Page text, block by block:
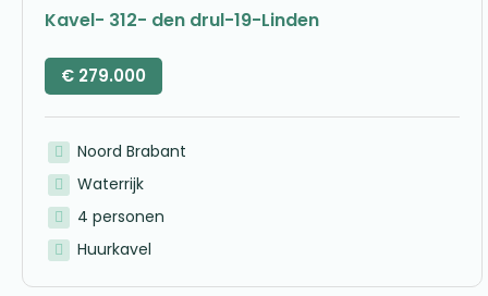
Kavel- 312- den drul-19-Linden
€ 279.000
Noord Brabant
Waterrijk
4 personen
Huurkavel